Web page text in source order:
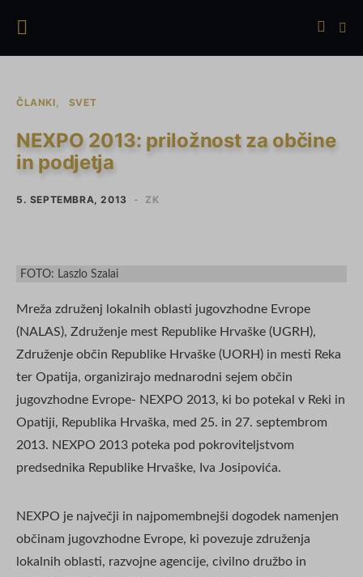
ČLANKI SVET
NEXPO 2013: priložnost za občine
in podjetja
5. SEPTEMBRA, 2013 ZK
FOTO: Laszlo Szalai
Mreža združenj lokalnih oblasti jugovzhodne Evrope
(NALAS), Združenje mest Republike Hrvaške (UGRH),
Združenje občin Republike Hrvaške (UORH) in mesti Reka
ter Opatija, organizirajo mednarodni sejem občin
jugovzhodne Evrope- NEXPO 2013, ki bo potekal v Reki in
Opatiji, Republika Hrvaška, med 25. in 27. septembrom
2013. NEXPO 2013 poteka pod pokroviteljstvom
predsednika Republike Hrvaške, Iva Josipovića.
NEXPO je največji in najpomembnejši dogodek namenjen
občinam jugovzhodne Evrope, ki povezuje združenja
lokalnih oblasti, razvojne agencije, civilno družbo in